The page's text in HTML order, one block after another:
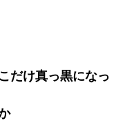
だけ真っ黒になっ